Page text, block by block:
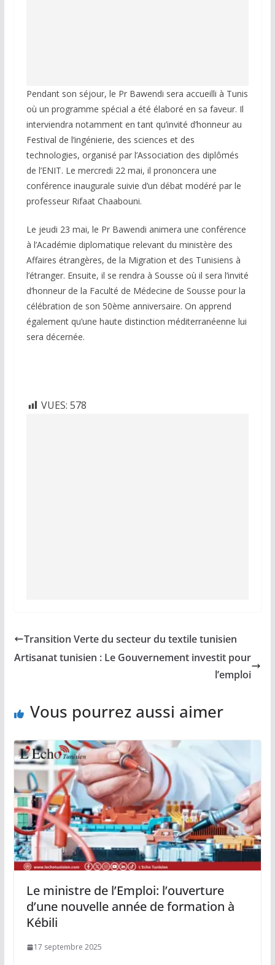
Pendant son séjour, le Pr Bawendi sera accueilli à Tunis
où un programme spécial a été élaboré en sa faveur. Il
interviendra notamment en tant qu’invité d’honneur au
Festival de l’ingénierie, des sciences et des
technologies, organisé par l’Association des diplômés
de l’ENIT. Le mercredi 22 mai, il prononcera une
conférence inaugurale suivie d’un débat modéré par le
professeur Rifaat Chaabouni.
Le jeudi 23 mai, le Pr Bawendi animera une conférence
à l’Académie diplomatique relevant du ministère des
Affaires étrangères, de la Migration et des Tunisiens à
l’étranger. Ensuite, il se rendra à Sousse où il sera l’invité
d’honneur de la Faculté de Médecine de Sousse pour la
célébration de son 50ème anniversaire. On apprend
également qu’une haute distinction méditerranéenne lui
sera décernée.
VUES: 578
Transition Verte du secteur du textile tunisien
Artisanat tunisien : Le Gouvernement investit pour
l’emploi
Vous pourrez aussi aimer
Le ministre de l’Emploi: l’ouverture
d’une nouvelle année de formation à
Kébili
17 septembre 2025